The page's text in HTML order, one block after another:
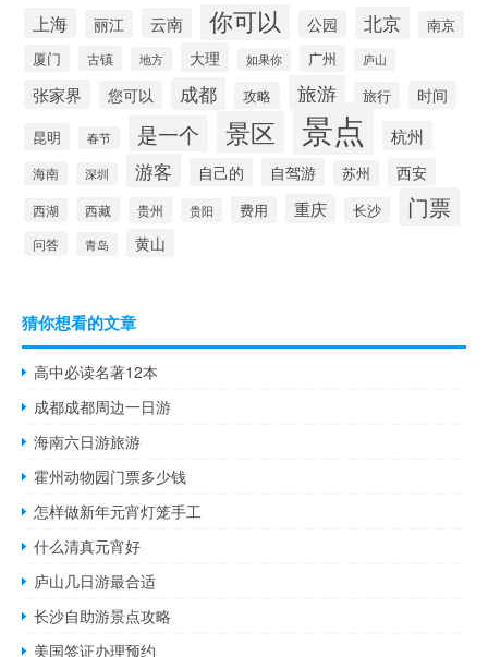
上海 丽江 云南 你可以 公园 北京
南京
厦门
古镇 地方 大理 如果你 广州 庐山
张家界 您可以 成都 攻略 旅游 旅行 时间
昆明 春节 是一个 景区 景点 杭州
海南 深圳 游客 自己的 自驾游 苏州 西安
西湖 西藏 贵州 贵阳 费用 重庆 长沙 门票
问答 青岛 黄山
猜你想看的文章
高中必读名著12本
成都成都周边一日游
海南六日游旅游
霍州动物园门票多少钱
怎样做新年元宵灯笼手工
什么清真元宵好
庐山几日游最合适
长沙自助游景点攻略
美国签证办理预约